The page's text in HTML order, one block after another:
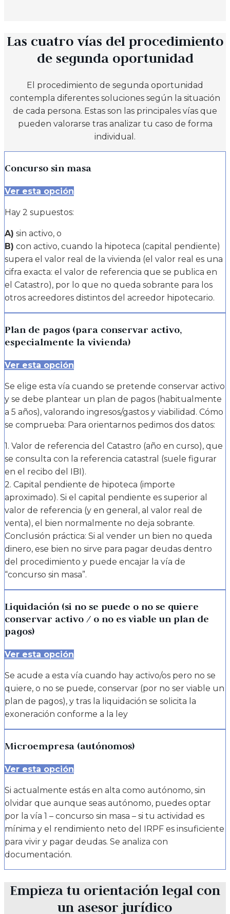
Las cuatro vías del procedimiento
de segunda oportunidad
El procedimiento de segunda oportunidad
contempla diferentes soluciones según la situación
de cada persona. Estas son las principales vías que
pueden valorarse tras analizar tu caso de forma
individual.
Concurso sin masa
Ver esta opción
Hay 2 supuestos:
A) sin activo, o
B) con activo, cuando la hipoteca (capital pendiente)
supera el valor real de la vivienda (el valor real es una
cifra exacta: el valor de referencia que se publica en
el Catastro), por lo que no queda sobrante para los
otros acreedores distintos del acreedor hipotecario.
Plan de pagos (para conservar activo,
especialmente la vivienda)
Ver esta opción
Se elige esta vía cuando se pretende conservar activo
y se debe plantear un plan de pagos (habitualmente
a 5 años), valorando ingresos/gastos y viabilidad. Cómo
se comprueba: Para orientarnos pedimos dos datos:
1. Valor de referencia del Catastro (año en curso), que
se consulta con la referencia catastral (suele figurar
en el recibo del IBI).
2. Capital pendiente de hipoteca (importe
aproximado). Si el capital pendiente es superior al
valor de referencia (y en general, al valor real de
venta), el bien normalmente no deja sobrante.
Conclusión práctica: Si al vender un bien no queda
dinero, ese bien no sirve para pagar deudas dentro
del procedimiento y puede encajar la vía de
“concurso sin masa”.
Liquidación (si no se puede o no se quiere
conservar activo / o no es viable un plan de
pagos)
Ver esta opción
Se acude a esta vía cuando hay activo/os pero no se
quiere, o no se puede, conservar (por no ser viable un
plan de pagos), y tras la liquidación se solicita la
exoneración conforme a la ley
Microempresa (autónomos)
Ver esta opción
Si actualmente estás en alta como autónomo, sin
olvidar que aunque seas autónomo, puedes optar
por la vía 1 – concurso sin masa – si tu actividad es
mínima y el rendimiento neto del IRPF es insuficiente
para vivir y pagar deudas. Se analiza con
documentación.
Empieza tu orientación legal con
un asesor jurídico